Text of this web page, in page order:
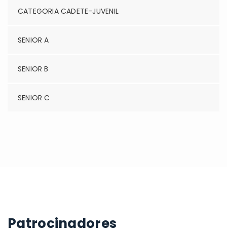
CATEGORIA CADETE-JUVENIL
SENIOR A
SENIOR B
SENIOR C
Patrocinadores